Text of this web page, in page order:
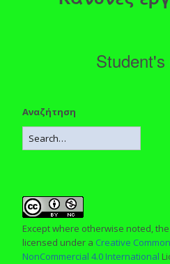
Αναζήτηση
Except where otherwise noted,
licensed under a Creative
NonCommercial 4.0 International